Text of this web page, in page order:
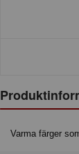
Varma färger